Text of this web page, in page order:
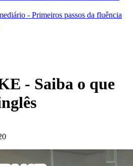
- Primeiros passos da fluência
- Saiba o que